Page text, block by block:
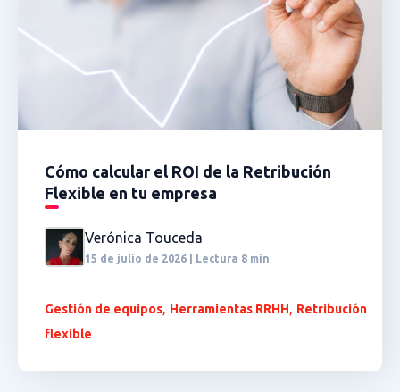
Cómo calcular el ROI de la Retribución
Flexible en tu empresa
Verónica Touceda
15 de julio de 2026 | Lectura 8 min
Gestión de equipos, Herramientas RRHH, Retribución
flexible